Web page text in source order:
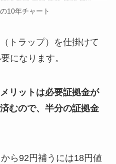
10年チャート
トラップ）を仕掛けて
になります。
リットは必要証拠金が
むので、半分の証拠金
ら92円補うには18円値